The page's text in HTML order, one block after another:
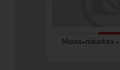
Mosca-minadora -